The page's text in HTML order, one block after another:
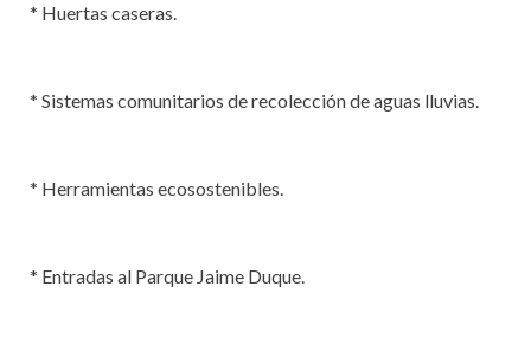
* Huertas caseras.
* Sistemas comunitarios de recolección de aguas lluvias.
* Herramientas ecosostenibles.
* Entradas al Parque Jaime Duque.